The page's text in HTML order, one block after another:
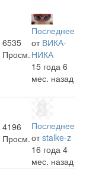
6535
Просм.
Последнее
от ВИКА-
НИКА
15 года 6
мес. назад
4196
Просм.
Последнее
отstalke-z
16 года 4
мес. назад